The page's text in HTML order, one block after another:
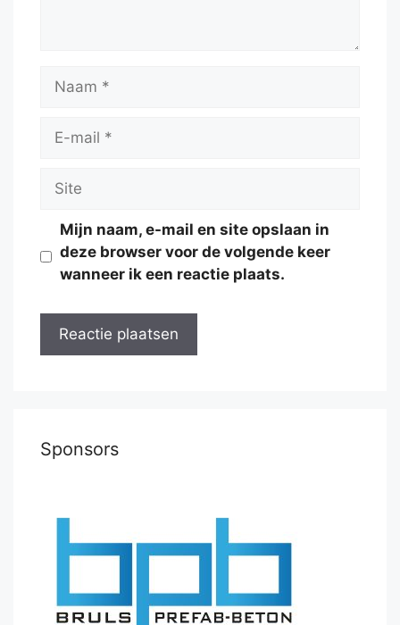
Naam
Site
Mijn naam, e-mail en site opslaan in
deze browser voor de volgende keer
wanneer ik een reactie plaats.
Sponsors